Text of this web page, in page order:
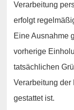
Verarbeitung
erfolgt
Eine Ausnahme
vorherige
tatsächlichen
Verarbeitung der
gestattet ist.